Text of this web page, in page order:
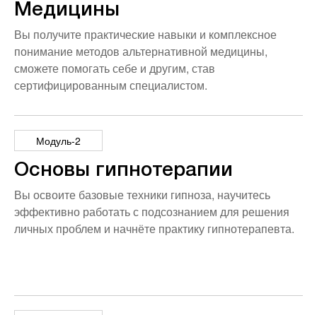
Медицины
Вы получите практические навыки и комплексное
понимание методов альтернативной медицины,
сможете помогать себе и другим, став
сертифицированным специалистом.
Модуль-2
Основы гипнотерапии
Вы освоите базовые техники гипноза, научитесь
эффективно работать с подсознанием для решения
личных проблем и начнёте практику гипнотерапевта.